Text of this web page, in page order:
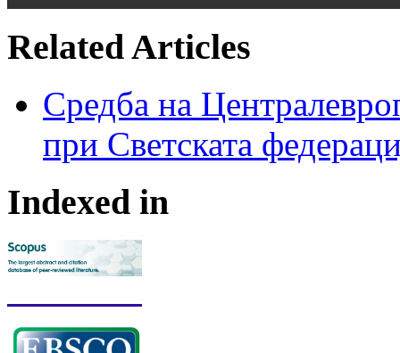
Related Articles
Средба на
при Светската
Indexed in